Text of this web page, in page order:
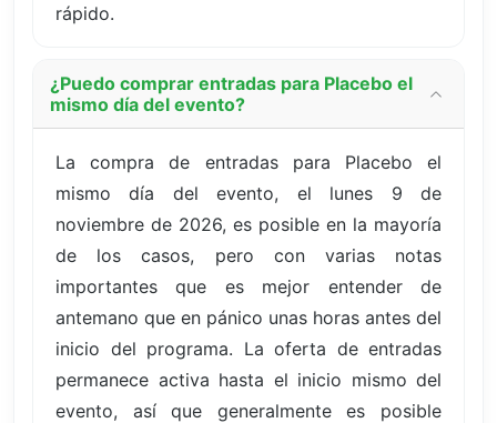
rápido.
¿Puedo comprar entradas para Placebo el
mismo día del evento?
La compra de entradas para Placebo el
mismo día del evento, el lunes 9 de
noviembre de 2026, es posible en la mayoría
de los casos, pero con varias notas
importantes que es mejor entender de
antemano que en pánico unas horas antes del
inicio del programa. La oferta de entradas
permanece activa hasta el inicio mismo del
evento, así que generalmente es posible